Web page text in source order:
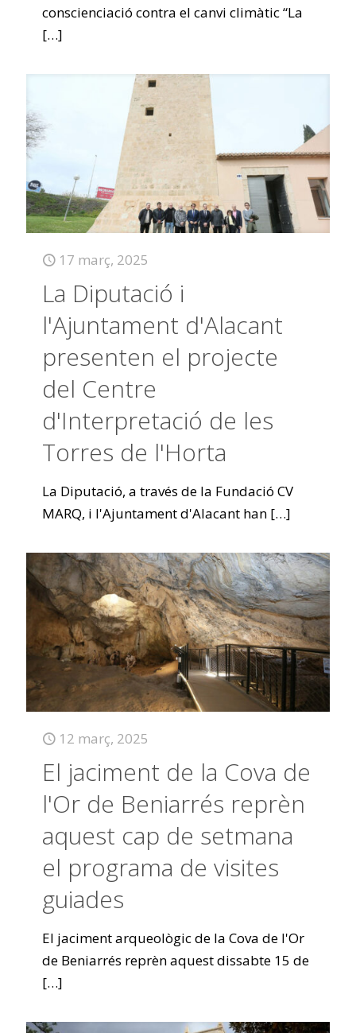
conscienciació contra el canvi climàtic “La
[…]
17 març, 2025
La Diputació i
l'Ajuntament d'Alacant
presenten el projecte
del Centre
d'Interpretació de les
Torres de l'Horta
La Diputació, a través de la Fundació CV
MARQ, i l'Ajuntament d'Alacant han […]
12 març, 2025
El jaciment de la Cova de
l'Or de Beniarrés reprèn
aquest cap de setmana
el programa de visites
guiades
El jaciment arqueològic de la Cova de l'Or
de Beniarrés reprèn aquest dissabte 15 de
[…]